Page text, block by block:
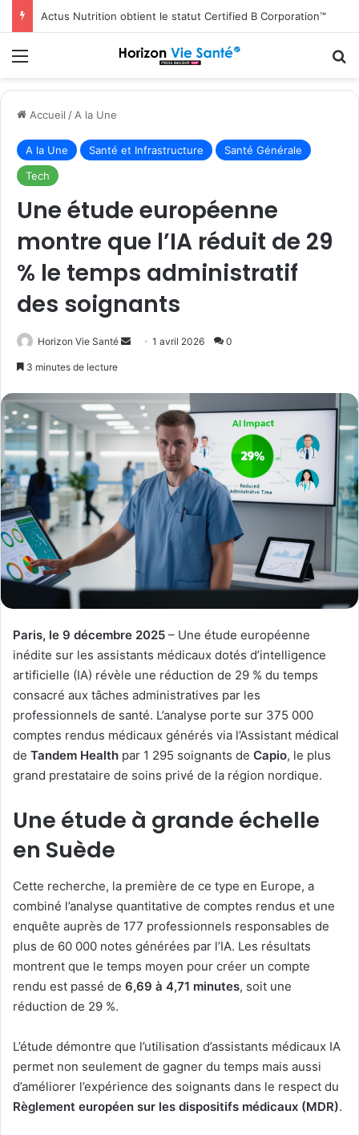
Actus Nutrition obtient le statut Certified B Corporation™
Menu
Accueil /A la Une
A la Une Santé et Infrastructure
Santé Générale
Tech
Une étude européenne
montre que l’IA réduit de 29
% le temps administratif
des soignants
Horizon Vie Santé
Envoyer1 avril 2026 0
3 minutes de lecture
Paris, le 9 décembre 2025 – Une étude européenne
inédite sur les assistants médicaux dotés d’intelligence
artificielle (IA) révèle une réduction de 29 % du temps
consacré aux tâches administratives par les
professionnels de santé. L’analyse porte sur 375 000
comptes rendus médicaux générés via l’Assistant médical
de Tandem Health par 1 295 soignants de Capio, le plus
grand prestataire de soins privé de la région nordique.
Une étude à grande échelle
en Suède
Cette recherche, la première de ce type en Europe, a
combiné l’analyse quantitative de comptes rendus et une
enquête auprès de 177 professionnels responsables de
plus de 60 000 notes générées par l’IA. Les résultats
montrent que le temps moyen pour créer un compte
rendu est passé de 6,69 à 4,71 minutes, soit une
réduction de 29 %.
L’étude démontre que l’utilisation d’assistants médicaux IA
permet non seulement de gagner du temps mais aussi
d’améliorer l’expérience des soignants dans le respect du
Règlement européen sur les dispositifs médicaux (MDR).